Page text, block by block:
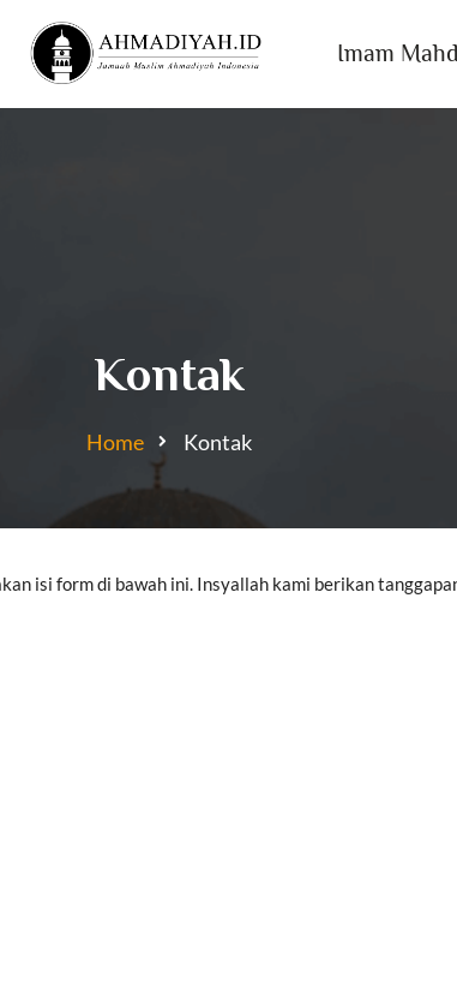
Imam
Kontak
Home Kontak
isi form di bawah ini. Insyallah kami berikan